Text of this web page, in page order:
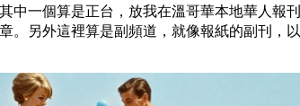
中一個算是正台，放我在溫哥華本地華人報刊
。另外這裡算是副頻道，就像報紙的副刊，以